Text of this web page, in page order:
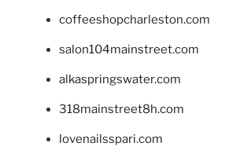
coffeeshopcharleston.com
salon104mainstreet.com
alkaspringswater.com
318mainstreet8h.com
lovenailsspari.com